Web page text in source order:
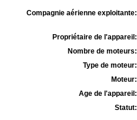
Compagnie aérienne exploitante:
Propriétaire de l'appareil:
Nombre de moteurs:
Type de moteur:
Moteur:
Age de l'appareil:
Statut: